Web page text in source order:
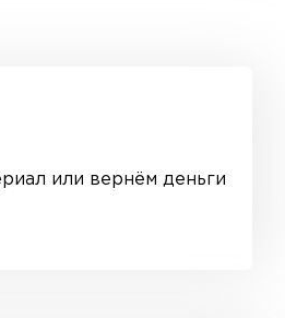
или вернём деньги